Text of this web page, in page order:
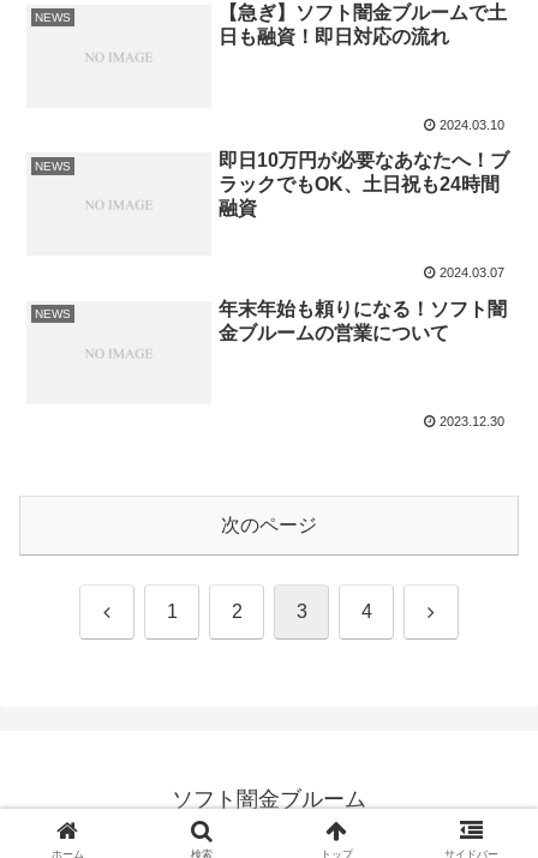
NEWS
【急ぎ】ソフト闇金ブルームで土
日も融資！即日対応の流れ
2024.03.10
NEWS
即日10万円が必要なあなたへ！ブ
ラックでもOK、土日祝も24時間
融資
2024.03.07
NEWS
年末年始も頼りになる！ソフト闇
金ブルームの営業について
2023.12.30
次のページ
前 1 2 3 4 次
ソフト闇金ブルーム
© 2022 ソフト闇金ブルーム.
ホーム 検索 トップ サイドバー